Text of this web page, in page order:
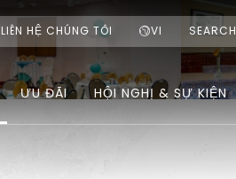
LIÊN HỆ CHÚNG TÔI VI SEARCH
ƯU ĐÃI HỘI NGHỊ & SỰ KIỆN